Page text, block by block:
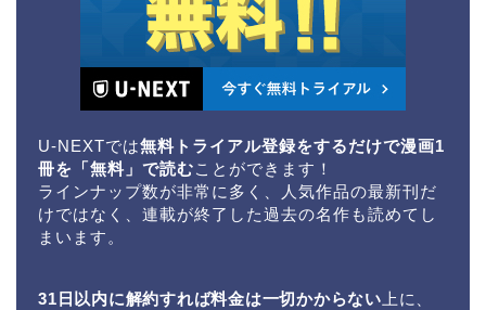
U-NEXTでは無料トライアル登録をするだけで漫画1
冊を「無料」で読むことができます！
ラインナップ数が非常に多く、人気作品の最新刊だ
けではなく、連載が終了した過去の名作も読めてし
まいます。
31日以内に解約すれば料金は一切かからない上に、